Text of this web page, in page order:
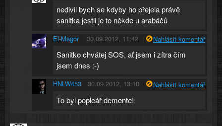
nedivil bych se kdyby ho přejela právě
sanitka jestli je to někde u arabáčů
El-Magor 30.09.2012, 11:42 Nahlásit komentář
Sanitko chvátej SOS, ať jsem i zítra čím
jsem dnes :-)
HNLW453 30.09.2012, 13:10 Nahlásit komentář
To byl popleář demente!